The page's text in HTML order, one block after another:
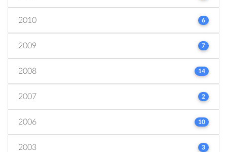
2010 6
2009 7
2008 14
2007 2
2006 10
2003 3